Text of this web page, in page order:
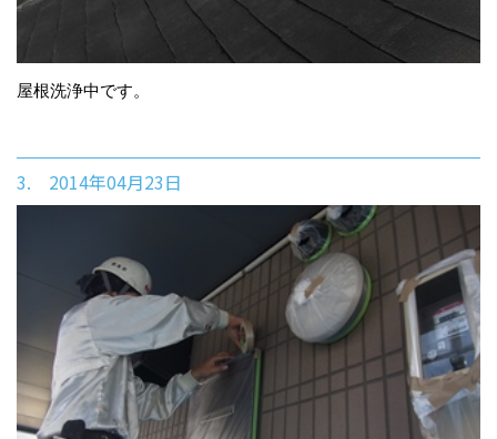
屋根洗浄中です。
3. 2014年04月23日